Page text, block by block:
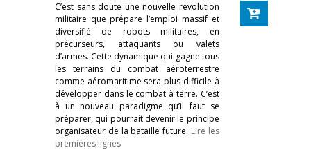
C’est sans doute une nouvelle révolution
militaire que prépare l’emploi massif et
diversifié de robots militaires, en
précurseurs, attaquants ou valets
d’armes. Cette dynamique qui gagne tous
les terrains du combat aéroterrestre
comme aéromaritime sera plus difficile à
développer dans le combat à terre. C’est
à un nouveau paradigme qu’il faut se
préparer, qui pourrait devenir le principe
organisateur de la bataille future. Lire les
premières lignes